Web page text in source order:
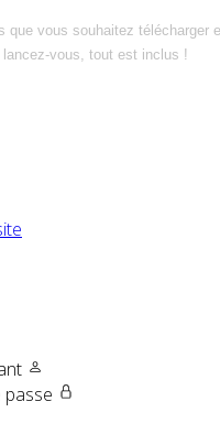
que vous souhaitez télécharger
vous, tout est inclus !